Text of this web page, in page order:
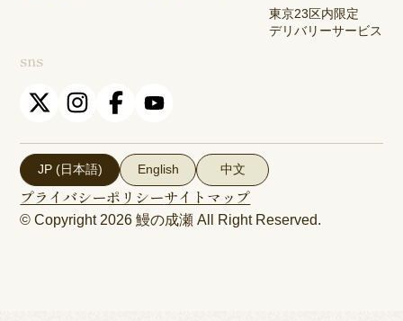
東京23区内限定
デリバリーサービス
sns
JP (日本語) English 中文
プライバシーポリシーサイトマップ
© Copyright 2026鰻の成瀬 All Right Reserved.